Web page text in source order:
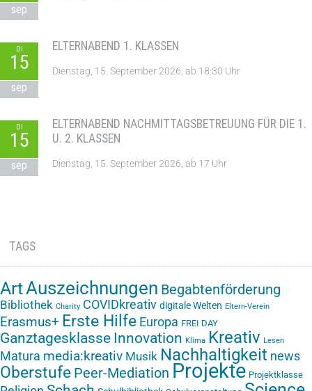
sep
DI
15
sep
ELTERNABEND 1. KLASSEN
Dienstag, 15. September 2026, ab 18:30 Uhr
DI
15
sep
ELTERNABEND NACHMITTAGSBETREUUNG FÜR DIE 1.
U. 2. KLASSEN
Dienstag, 15. September 2026, ab 17 Uhr
TAGS
ArtAuszeichnungen Begabtenförderung
Bibliothek Charity COVIDkreativ digitale Welten Eltern-Verein
Erasmus+ Erste Hilfe Europa FREI DAY
Ganztagesklasse Innovation Klima Kreativ Lesen
Matura media:kreativ Musik Nachhaltigkeit news
Oberstufe Peer-Mediation Projekte Projektklasse